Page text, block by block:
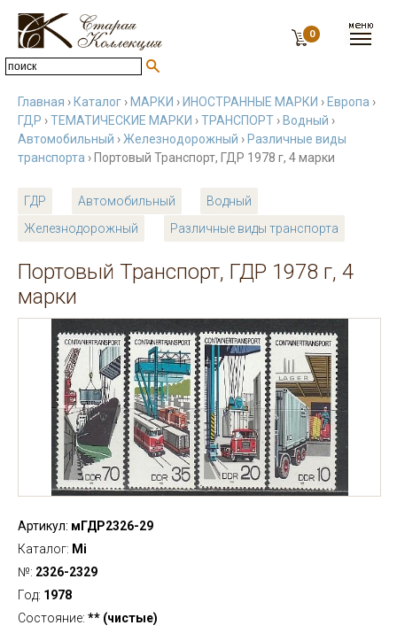
0
Главная › Каталог › МАРКИ › ИНОСТРАННЫЕ МАРКИ › Европа ›
ГДР ›ТЕМАТИЧЕСКИЕ МАРКИ ›ТРАНСПОРТ › Водный ›
Автомобильный ›Железнодорожный › Различные виды
транспорта › Портовый Транспорт, ГДР 1978 г, 4 марки
ГДР Автомобильный
Водный
Железнодорожный
Различные виды транспорта
Портовый Транспорт, ГДР 1978 г, 4
марки
Артикул: мГДР2326-29
Каталог: Mi
№: 2326-2329
Год: 1978
Состояние: ** (чистые)